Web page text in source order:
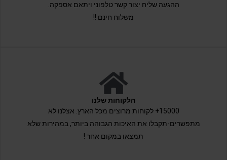
ההגעה שליח יצור קשר טלפוני ויתאם אספקה.
משלוח חינם !!
הלקוחות שלנו
15000+ לקוחות מרוצים מכל הארץ. אצלנו לא
מתפשרים-תקבלו את האיכות הגבוהה ביותר, במהירות שלא
תמצאו במקום אחר !